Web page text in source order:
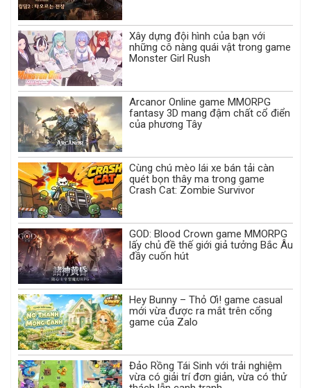
Xây dựng đội hình của bạn với
những cô nàng quái vật trong game
Monster Girl Rush
Arcanor Online game MMORPG
fantasy 3D mang đậm chất cổ điển
của phương Tây
Cùng chú mèo lái xe bán tải càn
quét bọn thây ma trong game
Crash Cat: Zombie Survivor
GOD: Blood Crown game MMORPG
lấy chủ đề thế giới giả tưởng Bắc Âu
đầy cuốn hút
Hey Bunny – Thỏ Ơi! game casual
mới vừa được ra mắt trên cổng
game của Zalo
Đảo Rồng Tái Sinh với trải nghiệm
vừa có giải trí đơn giản, vừa có thử